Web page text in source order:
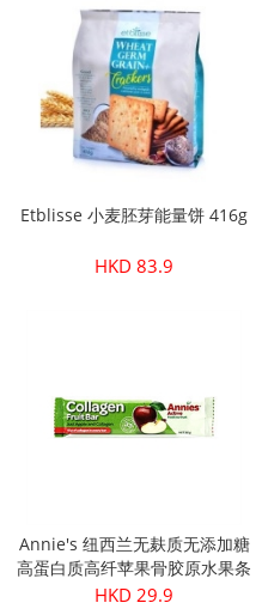
Etblisse 小麦胚芽能量饼 416g
HKD 83.9
Annie's 纽西兰无麸质无添加糖
高蛋白质高纤苹果骨胶原水果条
30g
HKD 29.9